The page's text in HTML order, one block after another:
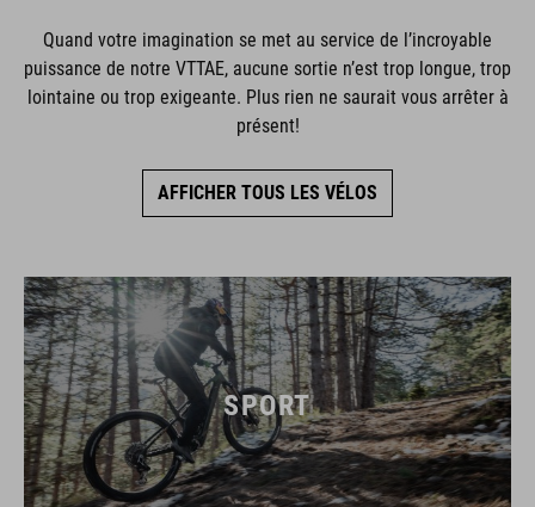
Quand votre imagination se met au service de l’incroyable
puissance de notre VTTAE, aucune sortie n’est trop longue, trop
lointaine ou trop exigeante. Plus rien ne saurait vous arrêter à
présent!
AFFICHER TOUS LES VÉLOS
SPORT